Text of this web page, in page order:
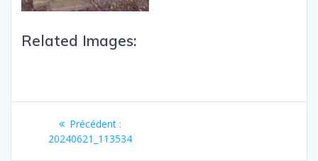
Related Images:
Précédent :
20240621_113534